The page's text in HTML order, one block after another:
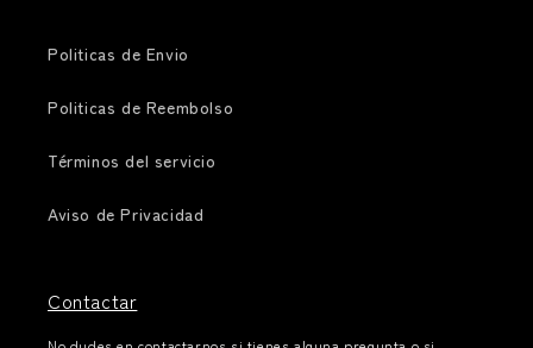
Politicas de Envio
Politicas de Reembolso
Términos del servicio
Aviso de Privacidad
Contactar